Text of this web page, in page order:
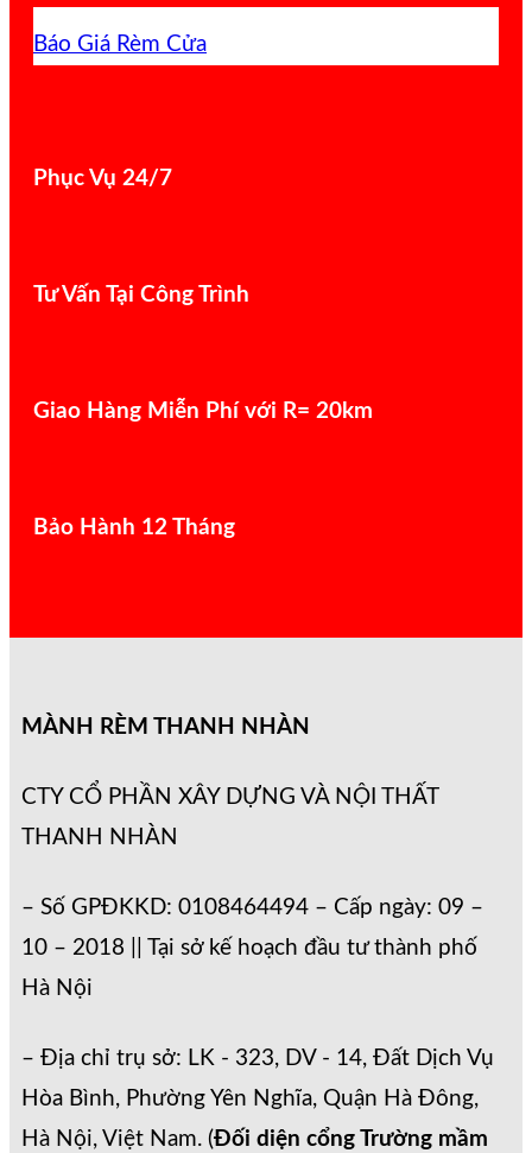
Báo Giá Rèm Cửa
Phục Vụ 24/7
Tư Vấn Tại Công Trình
Giao Hàng Miễn Phí với R= 20km
Bảo Hành 12 Tháng
MÀNH RÈM THANH NHÀN
CTY CỔ PHẦN XÂY DỰNG VÀ NỘI THẤT
THANH NHÀN
– Số GPĐKKD: 0108464494 – Cấp ngày: 09 –
10 – 2018 || Tại sở kế hoạch đầu tư thành phố
Hà Nội
– Địa chỉ trụ sở: LK - 323, DV - 14, Đất Dịch Vụ
Hòa Bình, Phường Yên Nghĩa, Quận Hà Đông,
Hà Nội, Việt Nam. (Đối diện cổng Trường mầm